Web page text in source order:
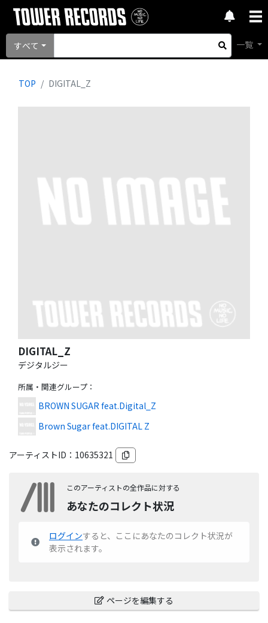
すべて 一覧
TOP DIGITAL_Z
DIGITAL_Z
デジタルジー
所属・関連グループ ：
BROWN SUGAR feat.Digital_Z
Brown Sugar feat.DIGITAL Z
アーティストID： 10635321
このアーティストの全作品に対する
あなたのコレクト状況
ログインすると、ここにあなたのコレクト状況が
表示されます。
ページを編集する